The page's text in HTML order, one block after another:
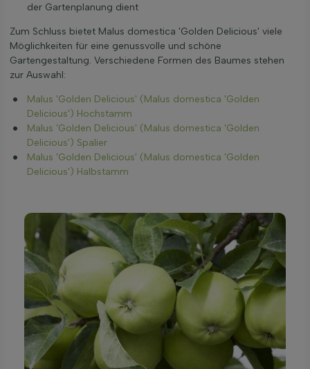
der Gartenplanung dient
Zum Schluss bietet Malus domestica 'Golden Delicious' viele
Möglichkeiten für eine genussvolle und schöne
Gartengestaltung. Verschiedene Formen des Baumes stehen
zur Auswahl:
Malus 'Golden Delicious' (Malus domestica 'Golden
Delicious') Hochstamm
Malus 'Golden Delicious' (Malus domestica 'Golden
Delicious') Spalier
Malus 'Golden Delicious' (Malus domestica 'Golden
Delicious') Halbstamm